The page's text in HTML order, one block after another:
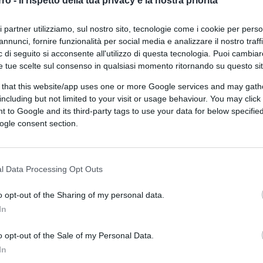
partner utilizziamo, sul nostro sito, tecnologie come i cookie per
fornire funzionalità per social media e analizzare il nostro
di seguito si acconsente all'utilizzo di questa tecnologia. Puoi
tue scelte sul consenso in qualsiasi momento ritornando su questo
that this website/app uses one or more Google services and may
but not limited to your visit or usage behaviour. You may
to Google and its third-party tags to use your data for below
consent section.
Data Processing Opt Outs
opt-out of the Sharing of my personal data.
opt-out of the Sale of my Personal Data.
su Google CLICCA QUI
Dopo la disastrosa
negli Stati Uniti un numero
tornato nelle mani dei talebani, ecco che,
dal Texas in cui si vedono agenti di
provenienti da Haiti. Scene che hanno
messo in grande imbarazzo la Casa
della sua portavoce. E in effetti le
i ranger cercano di